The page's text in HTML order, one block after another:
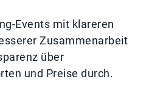
Events mit klareren
Zusammenarbeit
über
und Preise durch.